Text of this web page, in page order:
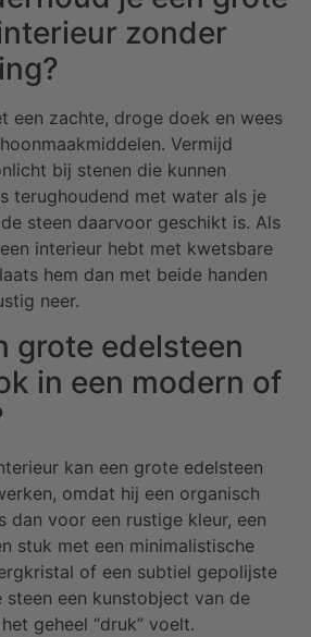
zonder
een zachte, droge doek en wees
Vermijd
bij stenen die kunnen
terughoudend met water als je
steen daarvoor geschikt is. Als
interieur hebt met kwetsbare
hem dan met beide handen
neer.
grote edelsteen
in een modern of
kan een grote edelsteen
omdat hij een organisch
dan voor een rustige kleur, een
stuk met een minimalistische
of een subtiel gepolijste
een kunstobject van de
geheel “druk” voelt.